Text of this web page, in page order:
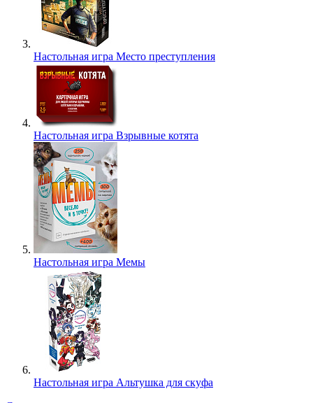
Настольная игра Место преступления
Настольная игра Взрывные котята
Настольная игра Мемы
Настольная игра Альтушка для скуфа